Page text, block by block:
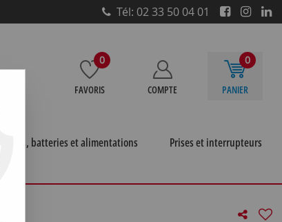
Tél: 02 33 50 04 01
0
FAVORIS COMPTE
0
PANIER
Piles, batteries et alimentations
Prises et interrupteurs